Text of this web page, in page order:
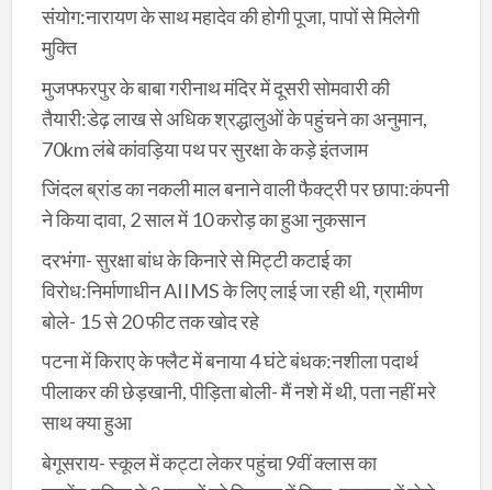
संयोग:नारायण के साथ महादेव की होगी पूजा, पापों से मिलेगी
मुक्ति
मुजफ्फरपुर के बाबा गरीनाथ मंदिर में दूसरी सोमवारी की
तैयारी:डेढ़ लाख से अधिक श्रद्धालुओं के पहुंचने का अनुमान,
70km लंबे कांवड़िया पथ पर सुरक्षा के कड़े इंतजाम
जिंदल ब्रांड का नकली माल बनाने वाली फैक्ट्री पर छापा:कंपनी
ने किया दावा, 2 साल में 10 करोड़ का हुआ नुकसान
दरभंगा- सुरक्षा बांध के किनारे से मिट्टी कटाई का
विरोध:निर्माणाधीन AIIMS के लिए लाई जा रही थी, ग्रामीण
बोले- 15 से 20 फीट तक खोद रहे
पटना में किराए के फ्लैट में बनाया 4 घंटे बंधक:नशीला पदार्थ
पीलाकर की छेड़खानी, पीड़िता बोली- मैं नशे में थी, पता नहीं मरे
साथ क्या हुआ
बेगूसराय- स्कूल में कट्टा लेकर पहुंचा 9वीं क्लास का